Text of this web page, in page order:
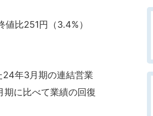
比251円（3.4%）
年3月期の連結営業
に比べて業績の回復